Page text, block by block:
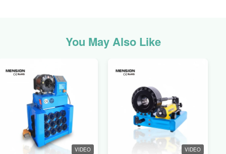
You May Also Like
VIDEO
VIDEO